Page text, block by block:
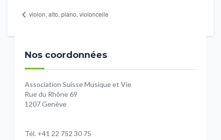
violon, alto, piano, violoncelle
Nos coordonnées
Association Suisse Musique et Vie
Rue du Rhône 69
1207 Genève
Tél. +41 22 752 30 75